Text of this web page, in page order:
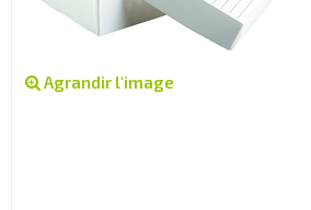
Agrandir l'image